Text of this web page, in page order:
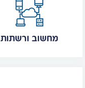
מחשוב ורשתות